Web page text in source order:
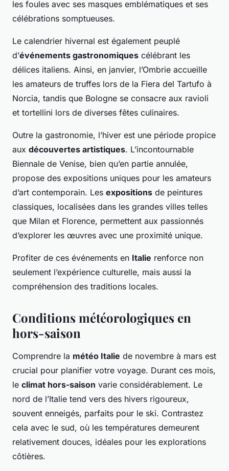
les foules avec ses masques emblématiques et ses
célébrations somptueuses.
Le calendrier hivernal est également peuplé
d’événements gastronomiques célébrant les
délices italiens. Ainsi, en janvier, l’Ombrie accueille
les amateurs de truffes lors de la Fiera del Tartufo à
Norcia, tandis que Bologne se consacre aux ravioli
et tortellini lors de diverses fêtes culinaires.
Outre la gastronomie, l’hiver est une période propice
aux découvertes artistiques. L’incontournable
Biennale de Venise, bien qu’en partie annulée,
propose des expositions uniques pour les amateurs
d’art contemporain. Les expositions de peintures
classiques, localisées dans les grandes villes telles
que Milan et Florence, permettent aux passionnés
d’explorer les œuvres avec une proximité unique.
Profiter de ces événements en Italie renforce non
seulement l’expérience culturelle, mais aussi la
compréhension des traditions locales.
Conditions météorologiques en
hors-saison
Comprendre la météo Italie de novembre à mars est
crucial pour planifier votre voyage. Durant ces mois,
le climat hors-saison varie considérablement. Le
nord de l’Italie tend vers des hivers rigoureux,
souvent enneigés, parfaits pour le ski. Contrastez
cela avec le sud, où les températures demeurent
relativement douces, idéales pour les explorations
côtières.